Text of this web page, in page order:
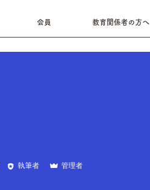
会員 教育関係者の方へ
執筆者 管理者